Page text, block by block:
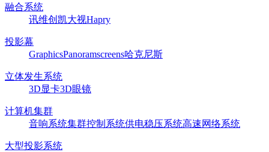
融合系统
讯维创凯大视Hapry
投影幕
GraphicsPanoramscreens哈克尼斯
立体发生系统
3D显卡3D眼镜
计算机集群
音响系统集群控制系统供电稳压系统高速网络系统
大型投影系统